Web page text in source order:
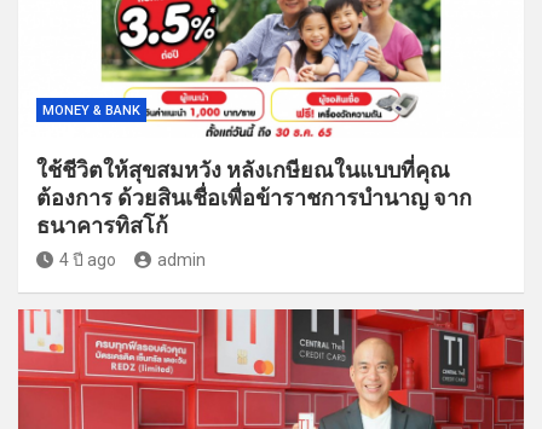
MONEY & BANK
ใช้ชีวิตให้สุขสมหวัง หลังเกษียณในแบบที่คุณ
ต้องการ ด้วยสินเชื่อเพื่อข้าราชการบำนาญ จาก
ธนาคารทิสโก้
4 ปี ago admin